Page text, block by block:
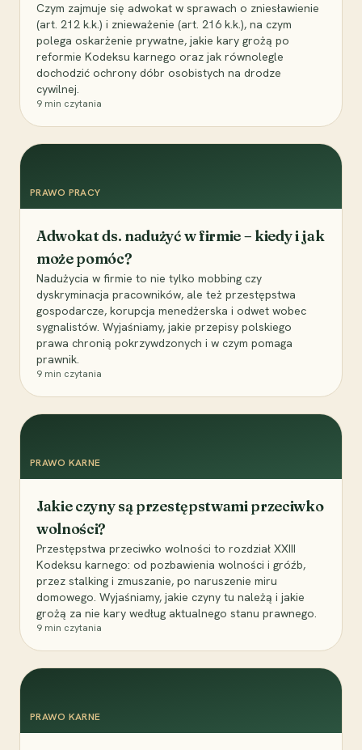
Czym zajmuje się adwokat w sprawach o zniesławienie
(art. 212 k.k.) i znieważenie (art. 216 k.k.), na czym
polega oskarżenie prywatne, jakie kary grożą po
reformie Kodeksu karnego oraz jak równolegle
dochodzić ochrony dóbr osobistych na drodze
cywilnej.
9 min czytania
PRAWO PRACY
Adwokat ds. nadużyć w firmie – kiedy i jak
może pomóc?
Nadużycia w firmie to nie tylko mobbing czy
dyskryminacja pracowników, ale też przestępstwa
gospodarcze, korupcja menedżerska i odwet wobec
sygnalistów. Wyjaśniamy, jakie przepisy polskiego
prawa chronią pokrzywdzonych i w czym pomaga
prawnik.
9 min czytania
PRAWO KARNE
Jakie czyny są przestępstwami przeciwko
wolności?
Przestępstwa przeciwko wolności to rozdział XXIII
Kodeksu karnego: od pozbawienia wolności i gróźb,
przez stalking i zmuszanie, po naruszenie miru
domowego. Wyjaśniamy, jakie czyny tu należą i jakie
grożą za nie kary według aktualnego stanu prawnego.
9 min czytania
PRAWO KARNE